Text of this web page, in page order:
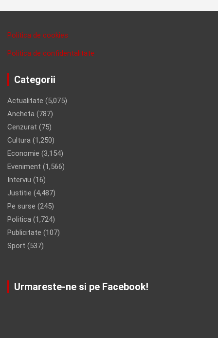
Politica de cookies
Politica de confidentalitate
Categorii
Actualitate (5,075)
Ancheta (787)
Cenzurat (75)
Cultura (1,250)
Economie (3,154)
Eveniment (1,566)
Interviu (16)
Justitie (4,487)
Pe surse (245)
Politica (1,724)
Publicitate (107)
Sport (537)
Urmareste-ne si pe Facebook!